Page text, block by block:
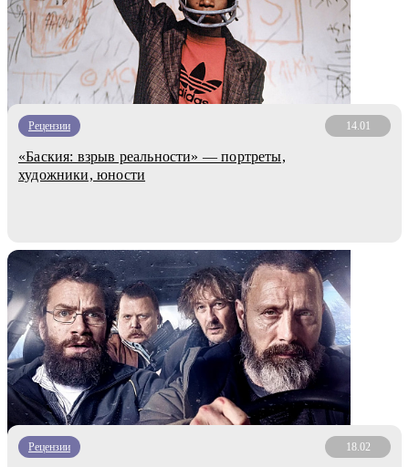
Рецензии 14.01
«Баския: взрыв реальности» — портреты,
художники, юности
Рецензии 18.02